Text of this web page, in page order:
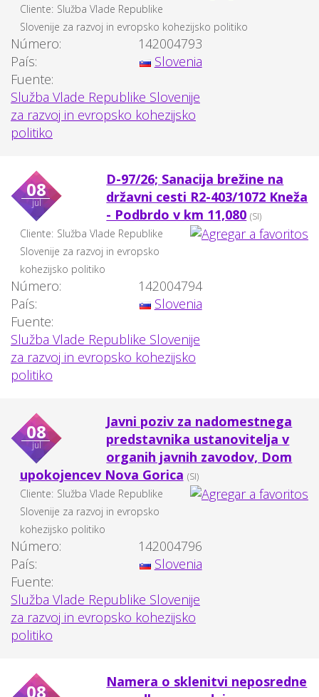
Cliente: Služba Vlade Republike
Slovenije za razvoj in evropsko kohezijsko politiko
Número:
142004793
País:
Slovenia
Fuente:
Služba Vlade Republike Slovenije
za razvoj in evropsko kohezijsko
politiko
08
jul
D-97/26; Sanacija brežine na
državni cesti R2-403/1072 Kneža
- Podbrdo v km 11,080 (SI)
Cliente: Služba Vlade Republike
Slovenije za razvoj in evropsko
kohezijsko politiko
Número:
142004794
País:
Slovenia
Fuente:
Služba Vlade Republike Slovenije
za razvoj in evropsko kohezijsko
politiko
08
jul
Javni poziv za nadomestnega
predstavnika ustanovitelja v
organih javnih zavodov, Dom
upokojencev Nova Gorica (SI)
Cliente: Služba Vlade Republike
Slovenije za razvoj in evropsko
kohezijsko politiko
Número:
142004796
País:
Slovenia
Fuente:
Služba Vlade Republike Slovenije
za razvoj in evropsko kohezijsko
politiko
08
Namera o sklenitvi neposredne